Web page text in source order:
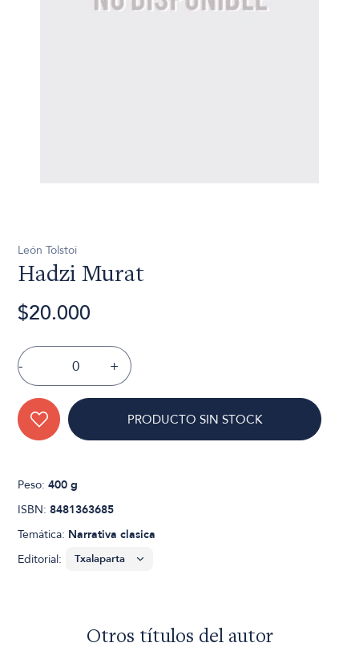
León Tolstoi
Hadzi Murat
$20.000
- +
PRODUCTO SIN STOCK
Peso:400 g
ISBN:8481363685
Temática: Narrativa clasica
Editorial:
Otros títulos del autor